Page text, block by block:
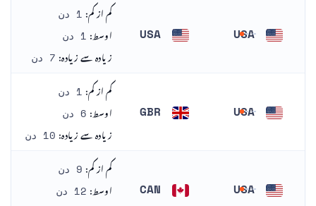
USA
USA
کم از کم: 1 دن
اوسط: 1 دن
زیادہ سے زیادہ: 7 دن
USA
کم از کم: 1 دن
اوسط: 6 دن
زیادہ سے زیادہ: 10 دن
USA
کم از کم: 9 دن
اوسط: 12 دن